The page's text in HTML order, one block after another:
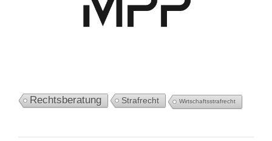
Rechtsberatung Strafrecht Wirtschaftsstrafrecht